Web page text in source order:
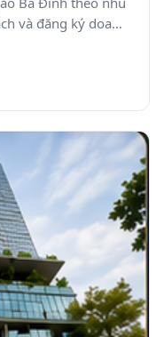
và đăng ký doanh